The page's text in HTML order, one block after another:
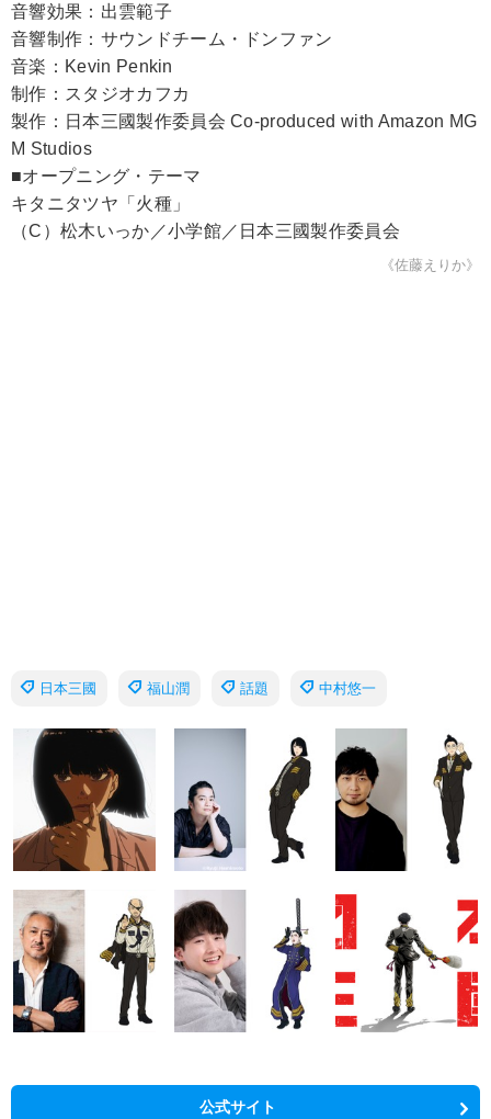
音響効果：出雲範子
音響制作：サウンドチーム・ドンファン
音楽：Kevin Penkin
制作：スタジオカフカ
製作：日本三國製作委員会 Co-produced with Amazon MG
M Studios
■オープニング・テーマ
キタニタツヤ「火種」
（C）松木いっか／小学館／日本三國製作委員会
《佐藤えりか》
日本三國 福山潤 話題 中村悠一
公式サイト